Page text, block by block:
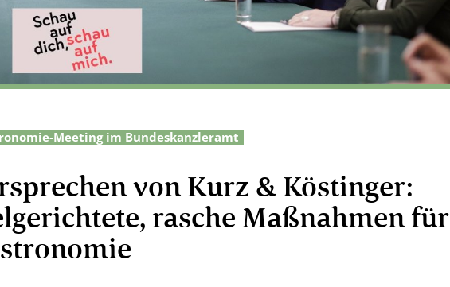
Meeting im Bundeskanzleramt
von Kurz & Köstinger:
rasche Maßnahmen für